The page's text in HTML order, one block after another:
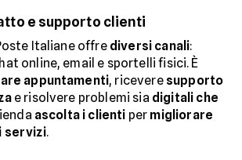
e supporto clienti
Italiane offre diversi canali:
online, email e sportelli fisici. È
appuntamenti, ricevere supporto
e risolvere problemi sia digitali che
ascolta i clienti per migliorare
servizi.